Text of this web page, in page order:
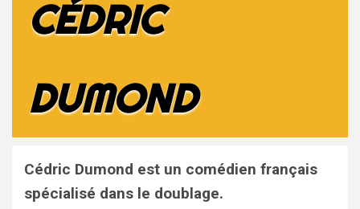
CÉDRIC
DUMOND
Cédric Dumond est un comédien français
spécialisé dans le doublage.